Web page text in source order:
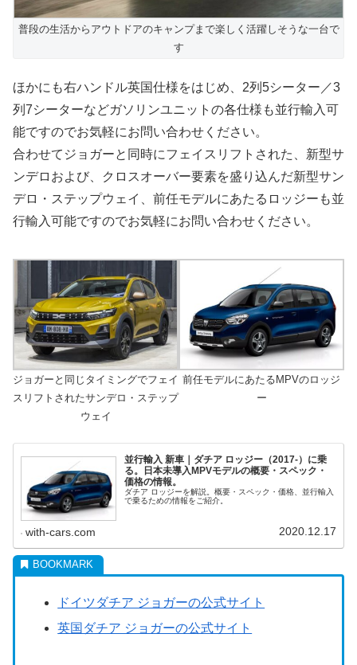
普段の生活からアウトドアのキャンプまで楽しく活躍しそうな一台で
す
ほかにも右ハンドル英国仕様をはじめ、2列5シーター／3
列7シーターなどガソリンユニットの各仕様も並行輸入可
能ですのでお気軽にお問い合わせください。
合わせてジョガーと同時にフェイスリフトされた、新型サ
ンデロおよび、クロスオーバー要素を盛り込んだ新型サン
デロ・ステップウェイ、前任モデルにあたるロッジーも並
行輸入可能ですのでお気軽にお問い合わせください。
ジョガーと同じタイミングでフェイ
スリフトされたサンデロ・ステップ
ウェイ
前任モデルにあたるMPVのロッジ
ー
並行輸入 新車｜ダチア ロッジー（2017-）に乗
る。日本未導入MPVモデルの概要・スペック・
価格の情報。
ダチア ロッジーを解説。概要・スペック・価格、並行輸入
で乗るための情報をご紹介。
with-cars.com 2020.12.17
ドイツダチア ジョガーの公式サイト
英国ダチア ジョガーの公式サイト